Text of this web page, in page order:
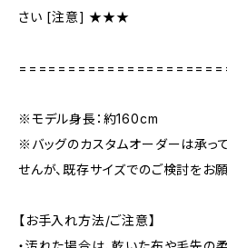
さい [注意] ★★★
※モデル身長：約160cm
※バッグのカスタムオーダーは承っ
せんが、既存サイズでのご検討をお願
【お手入れ方法/ご注意】